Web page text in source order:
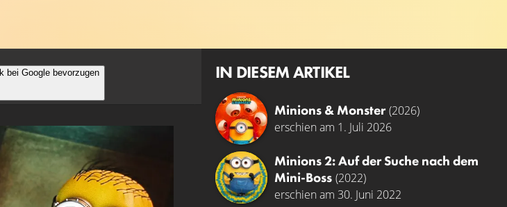
bei Google bevorzugen IN DIESEM ARTIKEL
Minions & Monster (2026)
erschien am 1. Juli 2026
Minions 2: Auf der Suche nach dem
Mini-Boss (2022)
erschien am 30. Juni 2022